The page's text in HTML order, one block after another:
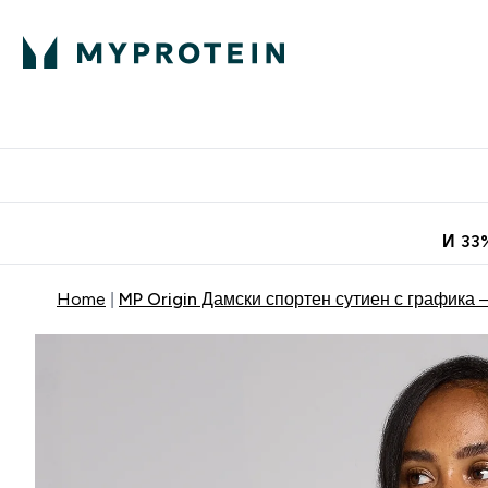
И
Home MP Origin Дамски спортен сутиен с графика